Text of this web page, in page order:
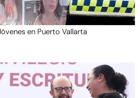
en Puerto Vallarta